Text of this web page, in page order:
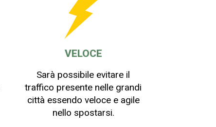
VELOCE
Sarà possibile evitare il
traffico presente nelle grandi
città essendo veloce e agile
nello spostarsi.